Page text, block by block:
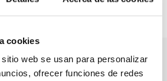
cookies
web se usan para personalizar
ofrecer funciones de redes